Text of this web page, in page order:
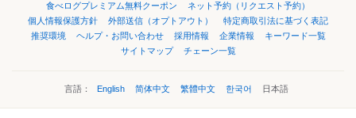
食べログプレミアム無料クーポン
ネット予約（リクエスト予約）
個人情報保護方針
外部送信（オプトアウト）
特定商取引法に基づく表記
推奨環境
ヘルプ・お問い合わせ 採用情報 企業情報
キーワード一覧
サイトマップ
チェーン一覧
言語： English 简体中文 繁體中文 한국어 日本語